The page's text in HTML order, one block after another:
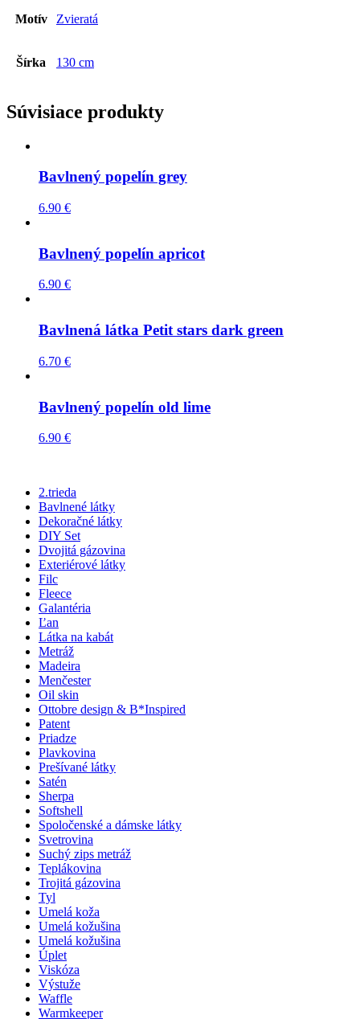
Motív Zvieratá
Šírka 130 cm
Súvisiace produkty
Bavlnený popelín grey
6.90 €
Bavlnený popelín apricot
6.90 €
Bavlnená látka Petit stars dark green
6.70 €
Bavlnený popelín old lime
6.90 €
2.trieda
Bavlnené látky
Dekoračné látky
DIY Set
Dvojitá gázovina
Exteriérové látky
Filc
Fleece
Galantéria
Ľan
Látka na kabát
Metráž
Madeira
Menčester
Oil skin
Ottobre design & B*Inspired
Patent
Priadze
Plavkovina
Prešívané látky
Satén
Sherpa
Softshell
Spoločenské a dámske látky
Svetrovina
Suchý zips metráž
Teplákovina
Trojitá gázovina
Tyl
Umelá koža
Umelá kožušina
Umelá kožušina
Úplet
Viskóza
Výstuže
Waffle
Warmkeeper